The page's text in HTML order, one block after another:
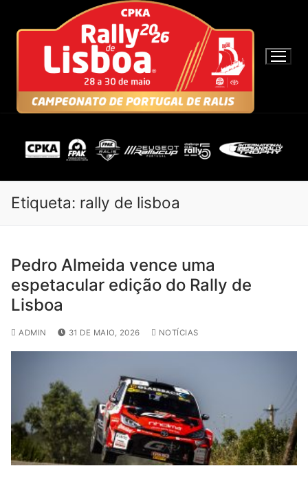
c
Etiqueta: rally de lisboa
Pedro Almeida vence uma
espetacular edição do Rally de
Lisboa
ADMIN 31 DE MAIO, 2026 NOTÍCIAS